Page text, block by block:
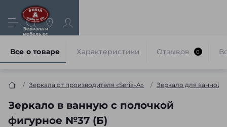
Зеркала и
мебель от
Зеркала от производителя «Seria-A» Зеркало для ванной
Зеркало в ванную с полочкой
фигурное №37 (Б)
Все о товаре Характеристики Отзывов 0